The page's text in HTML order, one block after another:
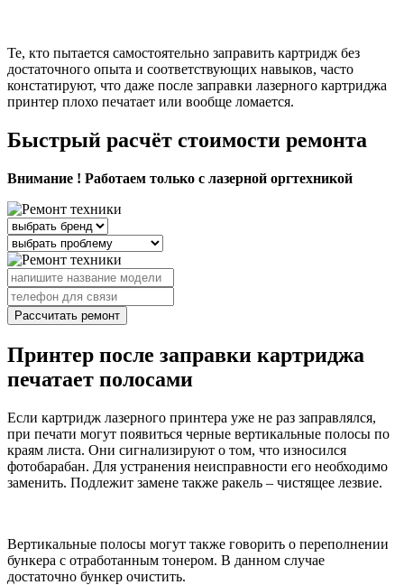
Те, кто пытается самостоятельно заправить картридж без
достаточного опыта и соответствующих навыков, часто
констатируют, что даже после заправки лазерного картриджа
принтер плохо печатает или вообще ломается.
Быстрый расчёт стоимости ремонта
Внимание ! Работаем только с лазерной оргтехникой
Рассчитать ремонт
Принтер после заправки картриджа
печатает полосами
Если картридж лазерного принтера уже не раз заправлялся,
при печати могут появиться черные вертикальные полосы по
краям листа. Они сигнализируют о том, что износился
фотобарабан. Для устранения неисправности его необходимо
заменить. Подлежит замене также ракель – чистящее лезвие.
Вертикальные полосы могут также говорить о переполнении
бункера с отработанным тонером. В данном случае
достаточно бункер очистить.